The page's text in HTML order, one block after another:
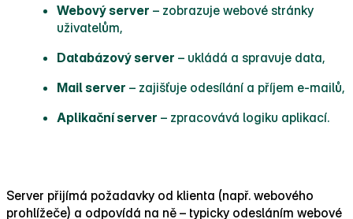
Webový server – zobrazuje webové stránky
uživatelům,
Databázový server – ukládá a spravuje data,
Mail server – zajišťuje odesílání a příjem e‑mailů,
Aplikační server – zpracovává logiku aplikací.
Server přijímá požadavky od klienta (např. webového
prohlížeče) a odpovídá na ně – typicky odesláním webové